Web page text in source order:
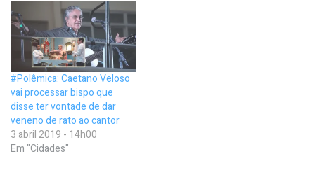
#Polêmica: Caetano Veloso
vai processar bispo que
disse ter vontade de dar
veneno de rato ao cantor
3 abril 2019 - 14h00
Em "Cidades"